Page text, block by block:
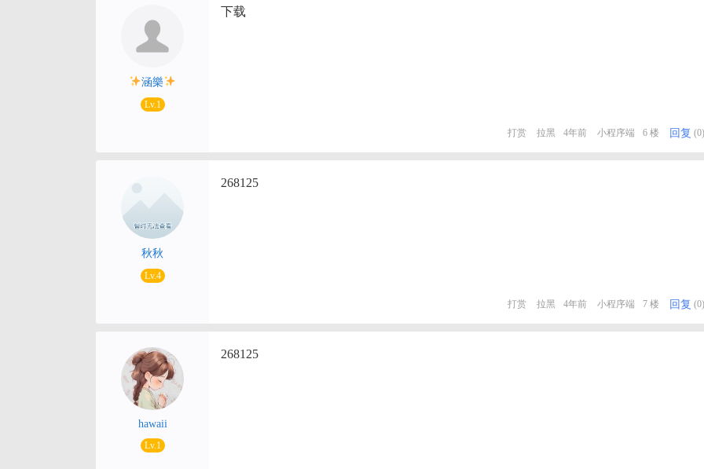
涵樂
Lv.1
下载
打赏 拉黑 4年前 小程序端 6 楼 回复 (0)
秋秋
Lv.4
268125
打赏 拉黑 4年前 小程序端 7 楼 回复 (0)
hawaii
Lv.1
268125